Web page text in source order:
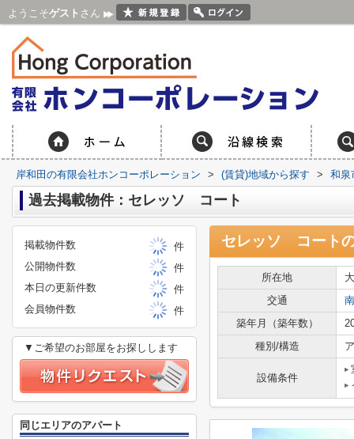
ようこそゲスト さん
岸和田の有限会社ホンコーポレーション > (賃貸)地域から探す > 和泉
過去掲載物件：セレッソ コート
セレッソ コート
所在地
交通
築年月（築年数）
種別/構造
設備条件
掲載物件数
件
公開物件数
件
本日の更新件数
件
会員物件数
件
▼ご希望のお部屋をお探しします
同じエリアのアパート